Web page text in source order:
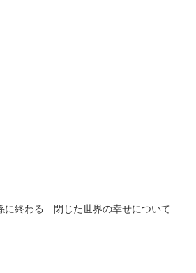
に終わる 閉じた世界の幸せについて